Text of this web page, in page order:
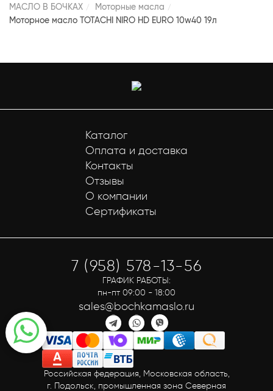
МАСЛО В БОЧКАХ
Моторные масла
Моторное масло TOTACHI NIRO HD EURO 10w40 19л
Каталог
Оплата и доставка
Контакты
Отзывы
О компании
Сертификаты
Российская федерация, Московская область,
г. Подольск, промышленная зона Северная
7 (958) 578-13-56
ГРАФИК РАБОТЫ:
пн-пт 09:00 - 18:00
sales@bochkamaslo.ru